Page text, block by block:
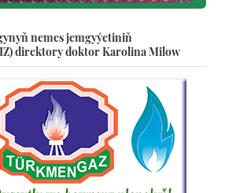
nemes jemgyýetiniň
direktory doktor Karolina Milow